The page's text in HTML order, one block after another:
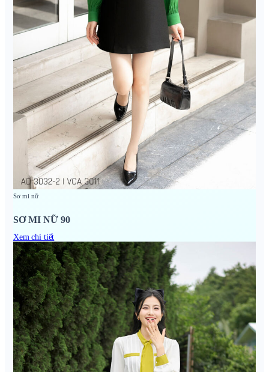
Sơ mi nữ
SƠ MI NỮ 90
Xem chi tiết